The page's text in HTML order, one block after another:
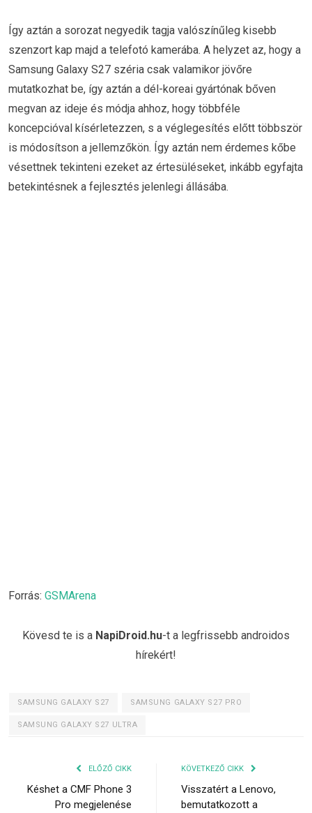
Így aztán a sorozat negyedik tagja valószínűleg kisebb
szenzort kap majd a telefotó kamerába. A helyzet az, hogy a
Samsung Galaxy S27 széria csak valamikor jövőre
mutatkozhat be, így aztán a dél-koreai gyártónak bőven
megvan az ideje és módja ahhoz, hogy többféle
koncepcióval kísérletezzen, s a véglegesítés előtt többször
is módosítson a jellemzőkön. Így aztán nem érdemes kőbe
vésettnek tekinteni ezeket az értesüléseket, inkább egyfajta
betekintésnek a fejlesztés jelenlegi állásába.
Forrás: GSMArena
Kövesd te is a NapiDroid.hu-t a legfrissebb androidos
hírekért!
SAMSUNG GALAXY S27 SAMSUNG GALAXY S27 PRO
SAMSUNG GALAXY S27 ULTRA
ELŐZŐ CIKK
Késhet a CMF Phone 3
Pro megjelenése
KÖVETKEZŐ CIKK
Visszatért a Lenovo,
bemutatkozott a